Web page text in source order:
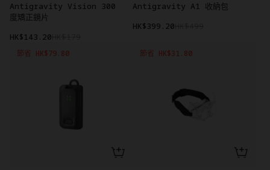
Antigravity Vision 300
度矯正鏡片
HK$143.20
Antigravity A1 收納包
HK$399.20
節省 HK$79.80 節省 HK$31.80